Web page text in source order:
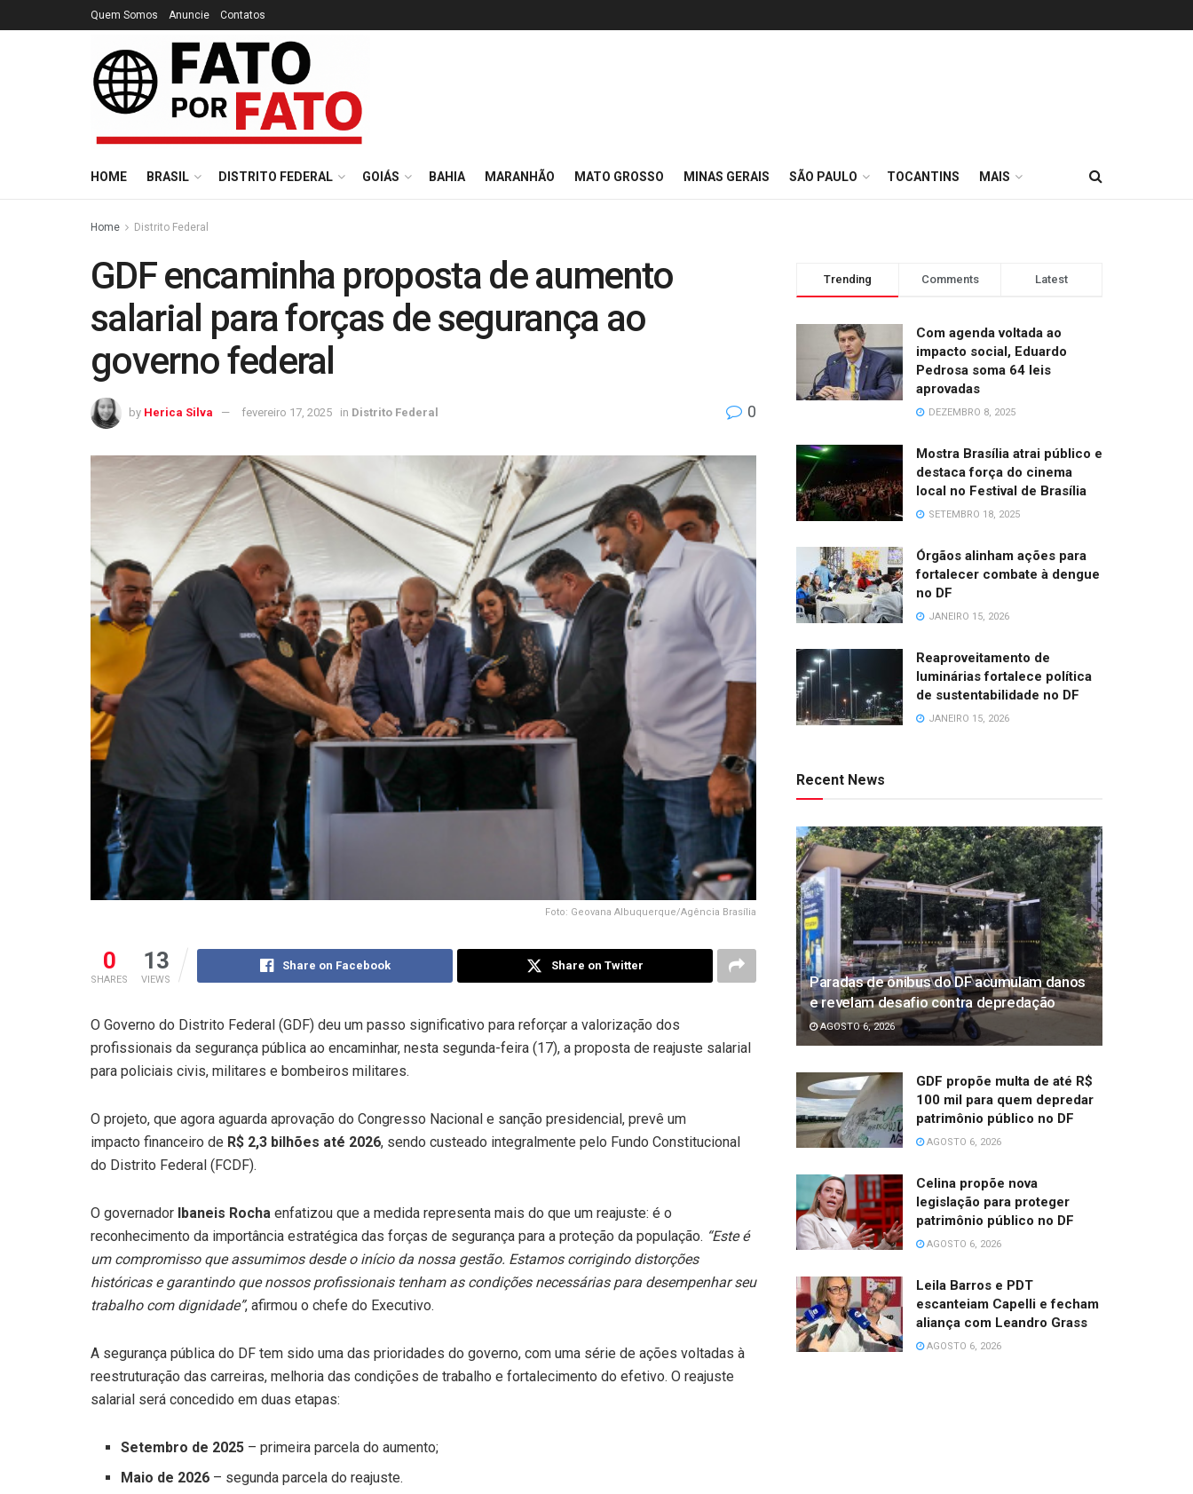
Quem Somos Anuncie Contatos
HOME BRASIL DISTRITO FEDERAL GOIÁS BAHIA MARANHÃO MATO GROSSO MINAS GERAIS SÃO PAULO TOCANTINS MAIS
Home Distrito Federal
GDF encaminha proposta de aumento
salarial para forças de segurança ao
governo federal
by Herica Silva fevereiro 17, 2025 in Distrito Federal 0
Foto: Geovana Albuquerque/Agência Brasília
0
SHARES
13
VIEWS
Share on Facebook Share on Twitter
O Governo do Distrito Federal (GDF) deu um passo significativo para reforçar a valorização dos
profissionais da segurança pública ao encaminhar, nesta segunda-feira (17), a proposta de reajuste salarial
para policiais civis, militares e bombeiros militares.
O projeto, que agora aguarda aprovação do Congresso Nacional e sanção presidencial, prevê um
impacto financeiro de R$ 2,3 bilhões até 2026, sendo custeado integralmente pelo Fundo Constitucional
do Distrito Federal (FCDF).
O governador Ibaneis Rocha enfatizou que a medida representa mais do que um reajuste: é o
reconhecimento da importância estratégica das forças de segurança para a proteção da população. “Este é
um compromisso que assumimos desde o início da nossa gestão. Estamos corrigindo distorções
históricas e garantindo que nossos profissionais tenham as condições necessárias para desempenhar seu
trabalho com dignidade”, afirmou o chefe do Executivo.
A segurança pública do DF tem sido uma das prioridades do governo, com uma série de ações voltadas à
reestruturação das carreiras, melhoria das condições de trabalho e fortalecimento do efetivo. O reajuste
salarial será concedido em duas etapas:
Setembro de 2025 – primeira parcela do aumento;
Maio de 2026 – segunda parcela do reajuste.
Trending Comments Latest
Com agenda voltada ao
impacto social, Eduardo
Pedrosa soma 64 leis
aprovadas
DEZEMBRO 8, 2025
Mostra Brasília atrai público e
destaca força do cinema
local no Festival de Brasília
SETEMBRO 18, 2025
Órgãos alinham ações para
fortalecer combate à dengue
no DF
JANEIRO 15, 2026
Reaproveitamento de
luminárias fortalece política
de sustentabilidade no DF
JANEIRO 15, 2026
Recent News
Paradas de ônibus do DF acumulam danos
e revelam desafio contra depredação
AGOSTO 6, 2026
GDF propõe multa de até R$
100 mil para quem depredar
patrimônio público no DF
AGOSTO 6, 2026
Celina propõe nova
legislação para proteger
patrimônio público no DF
AGOSTO 6, 2026
Leila Barros e PDT
escanteiam Capelli e fecham
aliança com Leandro Grass
AGOSTO 6, 2026